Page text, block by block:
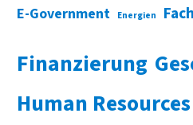
E-Government Energien
Finanzierung
Human Resources